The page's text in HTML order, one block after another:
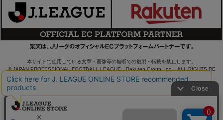
本サイトで使用している文章・画像等の無断での複製・転載を禁止します。
© JAPAN PROFESSIONAL FOOTBALL LEAGUE Rakuten Group, Inc. ALL RIGHTS RE
SERVED.